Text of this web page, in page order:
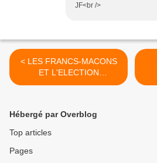
JF<br />
< LES FRANCS-MACONS
ET L'ELECTION
PRESIDENTIELLE
Hébergé par Overblog
Top articles
Pages